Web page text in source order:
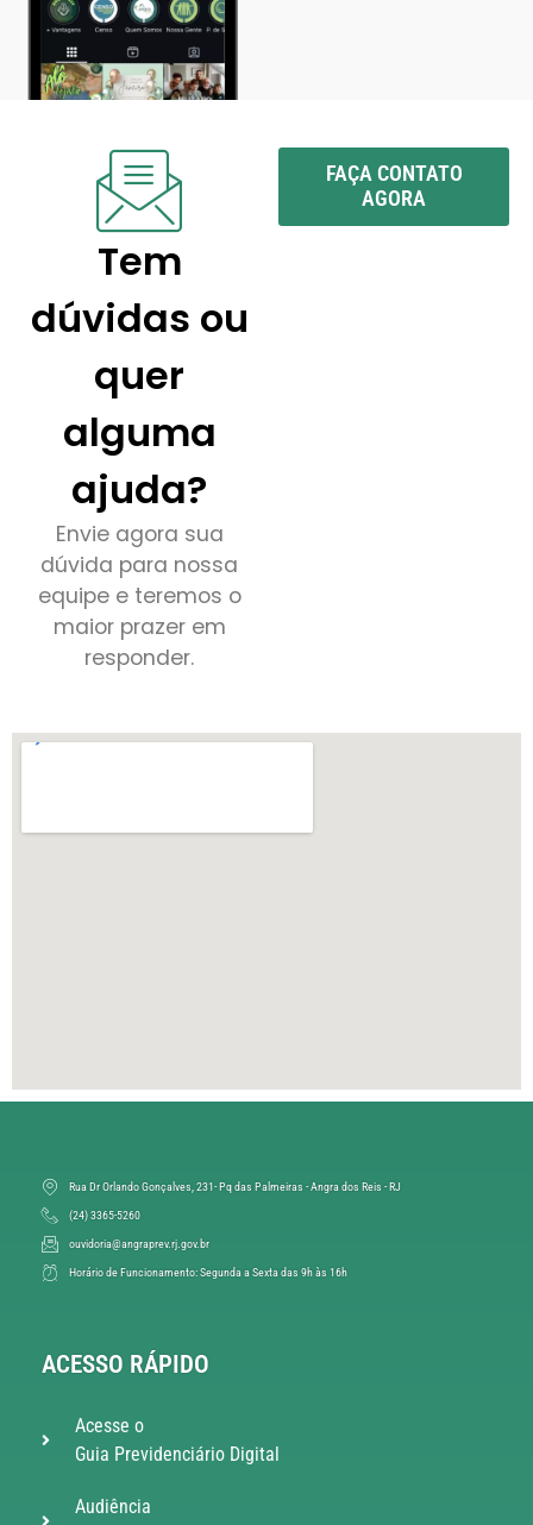
Tem
dúvidas ou
quer
alguma
ajuda?
Envie agora sua
dúvida para nossa
equipe e teremos o
maior prazer em
responder.
FAÇA CONTATO
AGORA
Rua Dr Orlando Gonçalves, 231- Pq das Palmeiras - Angra dos Reis - RJ
(24) 3365-5260
ouvidoria@angraprev.rj.gov.br
Horário de Funcionamento: Segunda a Sexta das 9h às 16h
ACESSO RÁPIDO
Acesse o
Guia Previdenciário Digital
Audiência